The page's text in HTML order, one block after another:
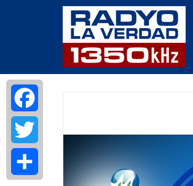
Facebook
Twitter